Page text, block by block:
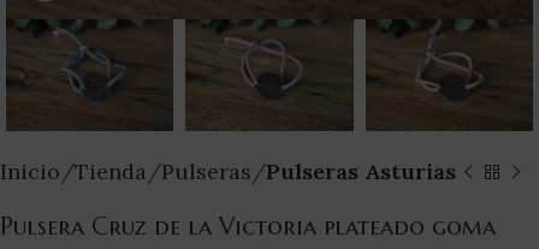
Inicio Tienda Pulseras Pulseras Asturias
Pulsera Cruz de la Victoria plateado goma